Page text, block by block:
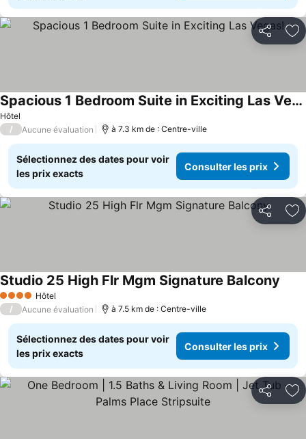
Partager
Hôtel
Spacious 1 Bedroom Suite in Exciting Las Vegas!
/ Aucune évaluation à 7.3 km de : Centre-ville
Sélectionnez des dates pour voir
les prix exacts
Consulter les prix
Partager
4 Étoiles Hôtel
Studio 25 High Flr Mgm Signature Balcony
/ Aucune évaluation à 7.5 km de : Centre-ville
Sélectionnez des dates pour voir
les prix exacts
Consulter les prix
Partager